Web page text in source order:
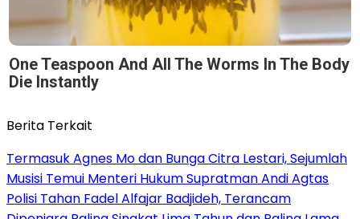
One Teaspoon And All The Worms In The Body
Die Instantly
Berita Terkait
Termasuk Agnes Mo dan Bunga Citra Lestari, Sejumlah
Musisi Temui Menteri Hukum Supratman Andi Agtas
Polisi Tahan Fadel Alfajar Badjideh, Terancam